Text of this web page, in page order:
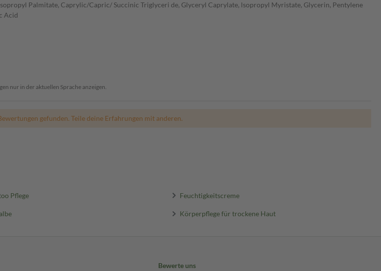
Palmitate, Caprylic/Capric/ Succinic Triglyceri de, Glyceryl Caprylate, lsopropyl Myristate, Glycerin, Pentylene
Acid
nur in der aktuellen Sprache anzeigen.
gefunden. Teile deine Erfahrungen mit anderen.
Pflege Feuchtigkeitscreme
Körperpflege für trockene Haut
Bewerte uns